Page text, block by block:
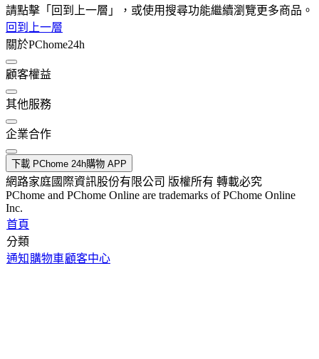
請點擊「回到上一層」，或使用搜尋功能繼續瀏覽更多商品。
回到上一層
關於PChome24h
顧客權益
其他服務
企業合作
下載 PChome 24h購物 APP
網路家庭國際資訊股份有限公司 版權所有 轉載必究
PChome and PChome Online are trademarks of PChome Online
Inc.
首頁
分類
通知 購物車顧客中心